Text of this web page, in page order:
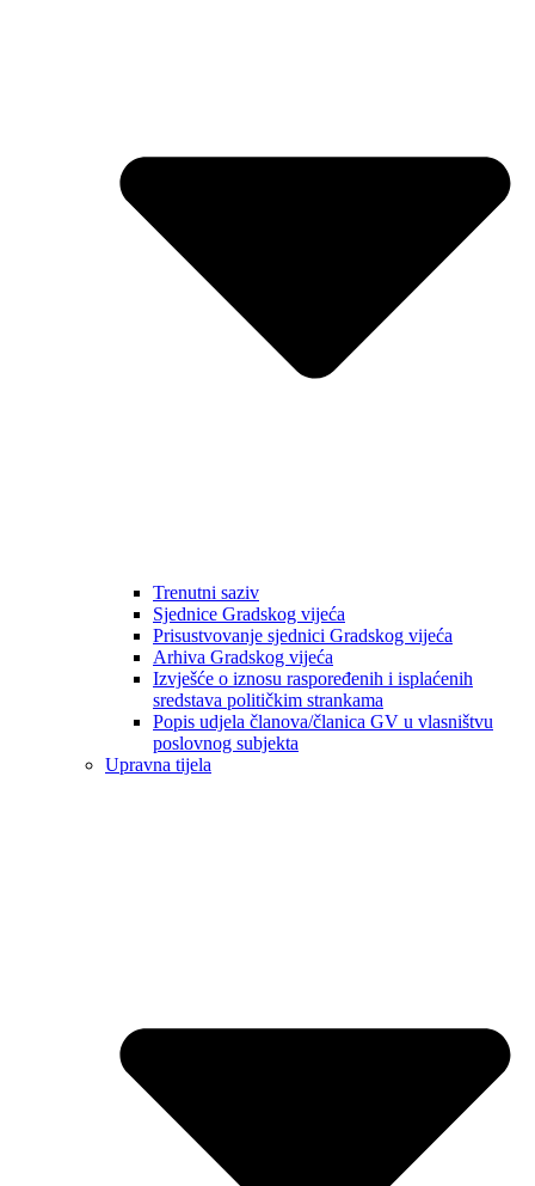
Trenutni saziv
Sjednice Gradskog vijeća
Prisustvovanje sjednici Gradskog vijeća
Arhiva Gradskog vijeća
Izvješće o iznosu raspoređenih i isplaćenih
sredstava političkim strankama
Popis udjela članova/članica GV u vlasništvu
poslovnog subjekta
Upravna tijela